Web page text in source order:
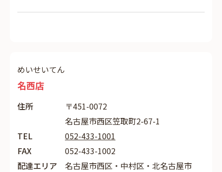
めいせいてん
名西店
住所
〒451-0072
名古屋市西区笠取町2-67-1
TEL
052-433-1001
FAX
052-433-1002
配達エリア
名古屋市西区・中村区・北名古屋市